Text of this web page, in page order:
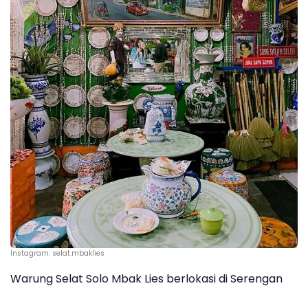
Instagram: selat.mbaklies
Warung Selat Solo Mbak Lies berlokasi di Serengan